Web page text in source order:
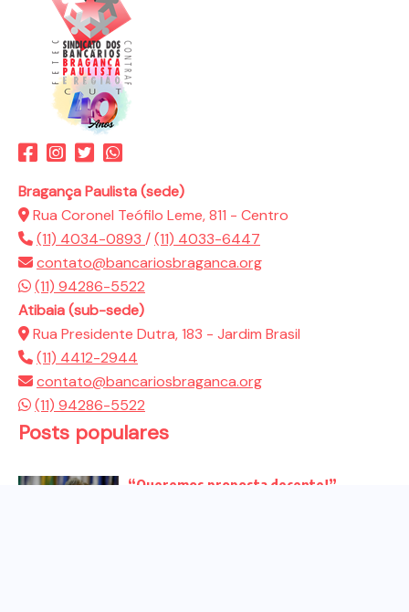
Bragança Paulista (sede)
Rua Coronel Teófilo Leme, 811 - Centro
(11) 4034-0893 /(11) 4033-6447
contato@bancariosbraganca.org
(11) 94286-5522
Atibaia (sub-sede)
Rua Presidente Dutra, 183 - Jardim Brasil
(11) 4412-2944
contato@bancariosbraganca.org
(11) 94286-5522
Posts populares
“Queremos proposta decente!”